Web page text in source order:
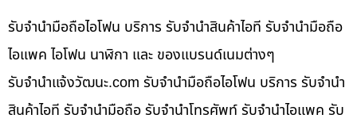
รับจำนำมือถือไอโฟน บริการ รับจำนำสินค้าไอที รับจำนำมือถือ
ไอแพค ไอโฟน นาฬิกา และ ของแบรนด์เนมต่างๆ
รับจํานําแจ้งวัฒนะ.com รับจำนำมือถือไอโฟน บริการ รับจำนำ
สินค้าไอที รับจำนำมือถือ รับจำนำโทรศัพท์ รับจำนำไอแพค รับ